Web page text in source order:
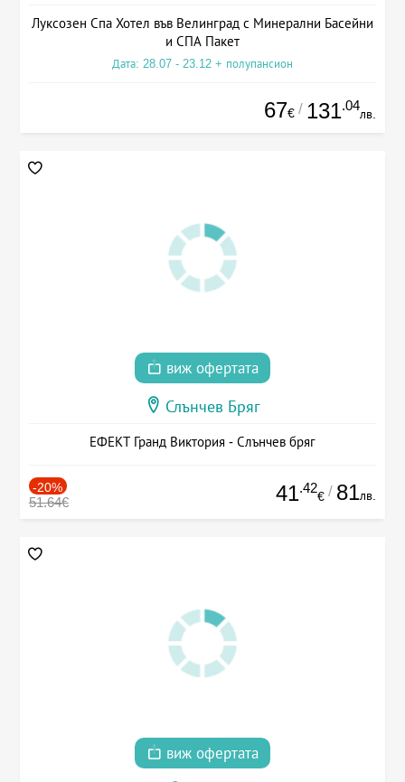
Луксозен Спа Хотел във Велинград с Минерални Басейни
и СПА Пакет
Дата: 28.07 - 23.12 + полупансион
67€ / 131.04
лв.
виж офертата
Слънчев Бряг
ЕФЕКТ Гранд Виктория - Слънчев бряг
-20%
51.64€ 41.42
€ / 81лв.
виж офертата